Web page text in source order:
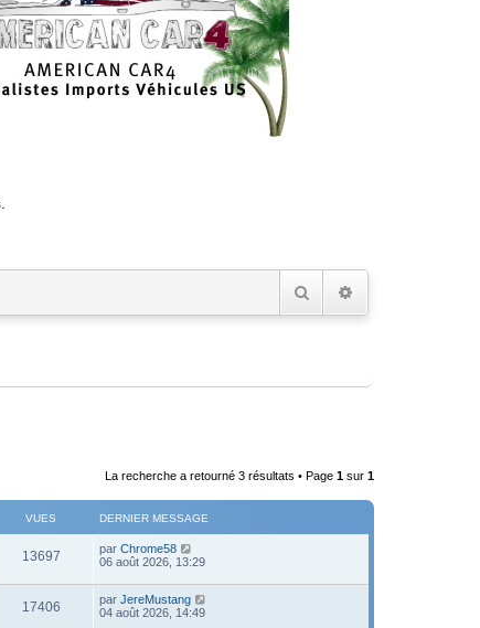
RechercherRecherche avancée
La recherche a retourné 3 résultats • Page 1 sur 1
VUES DERNIER MESSAGE
13697V
u
e
D
e
n
i
e
par Chrome58
06 août 2026, 13:29
17406V
D
e
par JereMustang
04 août 2026, 14:49